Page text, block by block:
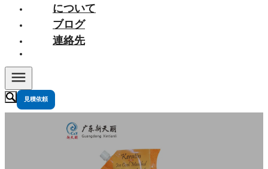
について
ブログ
連絡先
見積依頼